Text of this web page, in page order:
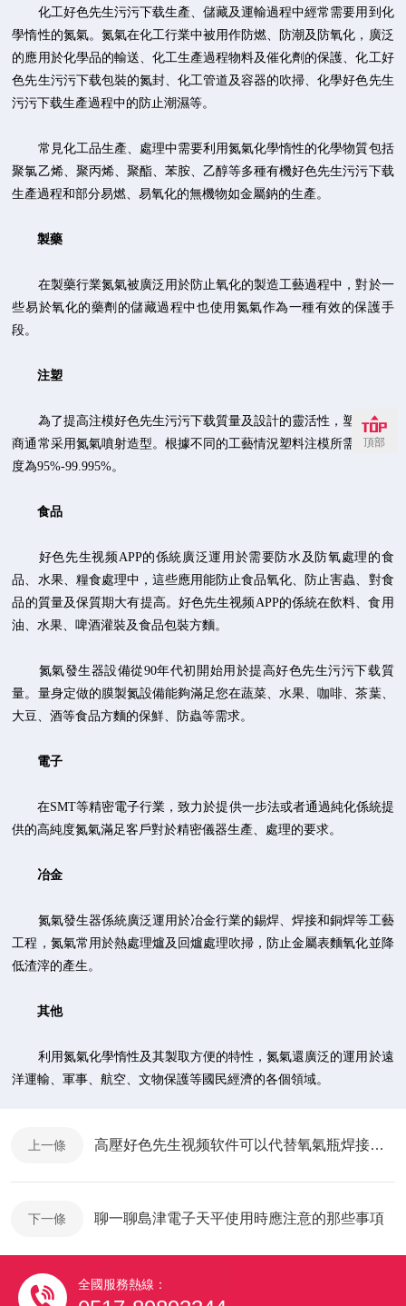
化工好色先生污污下载生產、儲藏及運輸過程中經常需要用到化
學惰性的氮氣。氮氣在化工行業中被用作防燃、防潮及防氧化，廣泛
的應用於化學品的輸送、化工生產過程物料及催化劑的保護、化工好
色先生污污下载包裝的氮封、化工管道及容器的吹掃、化學好色先生
污污下载生產過程中的防止潮濕等。
常見化工品生產、處理中需要利用氮氣化學惰性的化學物質包括
聚氯乙烯、聚丙烯、聚酯、苯胺、乙醇等多種有機好色先生污污下载
生產過程和部分易燃、易氧化的無機物如金屬鈉的生產。
製藥
在製藥行業氮氣被廣泛用於防止氧化的製造工藝過程中，對於一
些易於氧化的藥劑的儲藏過程中也使用氮氣作為一種有效的保護手
段。
注塑
為了提高注模好色先生污污下载質量及設計的靈活性，塑料製造
商通常采用氮氣噴射造型。根據不同的工藝情況塑料注模所需氮氣純
度為95%-99.995%。
食品
好色先生视频APP的係統廣泛運用於需要防水及防氧處理的食
品、水果、糧食處理中，這些應用能防止食品氧化、防止害蟲、對食
品的質量及保質期大有提高。好色先生视频APP的係統在飲料、食用
油、水果、啤酒灌裝及食品包裝方麵。
氮氣發生器設備從90年代初開始用於提高好色先生污污下载質
量。量身定做的膜製氮設備能夠滿足您在蔬菜、水果、咖啡、茶葉、
大豆、酒等食品方麵的保鮮、防蟲等需求。
電子
在SMT等精密電子行業，致力於提供一步法或者通過純化係統提
供的高純度氮氣滿足客戶對於精密儀器生產、處理的要求。
冶金
氮氣發生器係統廣泛運用於冶金行業的錫焊、焊接和銅焊等工藝
工程，氮氣常用於熱處理爐及回爐處理吹掃，防止金屬表麵氧化並降
低渣滓的產生。
其他
利用氮氣化學惰性及其製取方便的特性，氮氣還廣泛的運用於遠
洋運輸、軍事、航空、文物保護等國民經濟的各個領域。
上一條 高壓好色先生视频软件可以代替氧氣瓶焊接嗎？
下一條 聊一聊島津電子天平使用時應注意的那些事項
全國服務熱線：
頂部